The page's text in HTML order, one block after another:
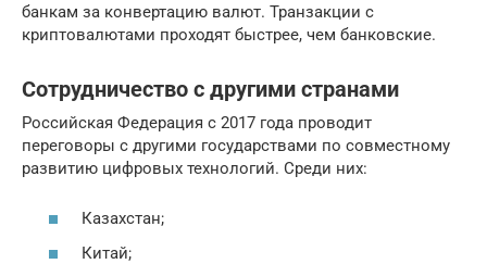
банкам за конвертацию валют. Транзакции с
криптовалютами проходят быстрее, чем банковские.
Сотрудничество с другими странами
Российская Федерация с 2017 года проводит
переговоры с другими государствами по совместному
развитию цифровых технологий. Среди них:
Казахстан;
Китай;